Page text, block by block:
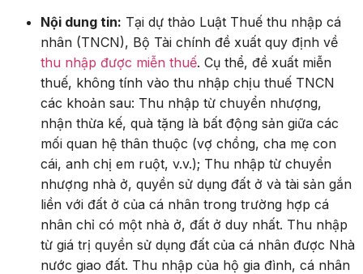
Nội dung tin: Tại dự thảo Luật Thuế thu nhập cá
nhân (TNCN), Bộ Tài chính đề xuất quy định về
thu nhập được miễn thuế. Cụ thể, đề xuất miễn
thuế, không tính vào thu nhập chịu thuế TNCN
các khoản sau: Thu nhập từ chuyển nhượng,
nhận thừa kế, quà tặng là bất động sản giữa các
mối quan hệ thân thuộc (vợ chồng, cha mẹ con
cái, anh chị em ruột, v.v.); Thu nhập từ chuyển
nhượng nhà ở, quyền sử dụng đất ở và tài sản gắn
liền với đất ở của cá nhân trong trường hợp cá
nhân chỉ có một nhà ở, đất ở duy nhất. Thu nhập
từ giá trị quyền sử dụng đất của cá nhân được Nhà
nước giao đất. Thu nhập của hộ gia đình, cá nhân